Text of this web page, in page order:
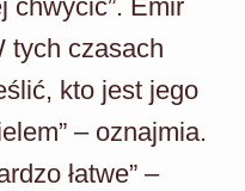
chwycić”. Emir
tych czasach
kto jest jego
– oznajmia.
łatwe” –